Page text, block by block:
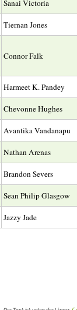
Sanai Victoria
Tiernan Jones
Connor Falk
Harmeet K. Pandey
Chevonne Hughes
Avantika Vandanapu
Nathan Arenas
Brandon Severs
Sean Philip Glasgow
Jazzy Jade